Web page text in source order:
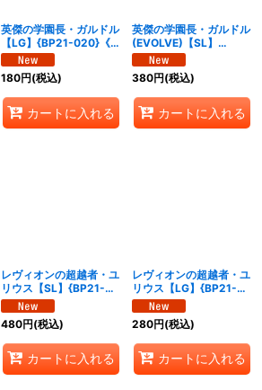
英傑の学園長・ガルドル
【LG】{BP21-020}《ロ
イヤル》
180円(税込)
カートに入れる
英傑の学園長・ガルドル
(EVOLVE)【SL】
{BP21-SL07}《ロイヤ
ル》
380円(税込)
カートに入れる
レヴィオンの超越者・ユ
リウス【SL】{BP21-
SL08}《ロイヤル》
480円(税込)
カートに入れる
レヴィオンの超越者・ユ
リウス【LG】{BP21-
022}《ロイヤル》
280円(税込)
カートに入れる